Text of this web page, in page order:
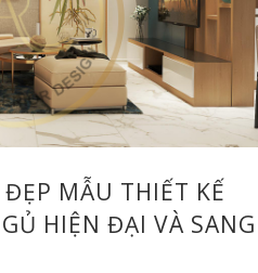
MẪU THIẾT KẾ
HIỆN ĐẠI VÀ SANG